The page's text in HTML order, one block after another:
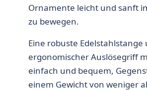
Ornamente leicht und sanft
zu bewegen.
Eine robuste Edelstahlstange
ergonomischer Auslösegriff
einfach und bequem,
einem Gewicht von weniger